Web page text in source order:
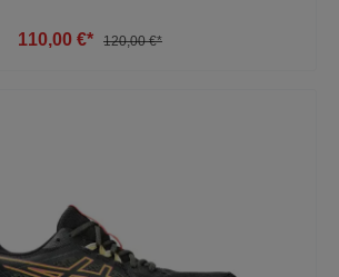
110,00 €* 120,00 €*